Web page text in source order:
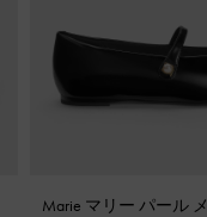
Marie マリー パール